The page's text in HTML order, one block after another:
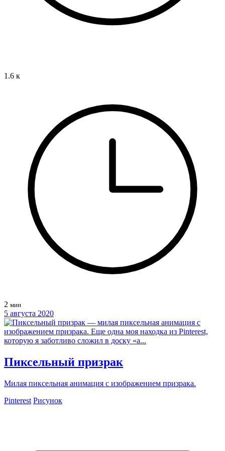
1.6 к
2 мин
5 августа 2020
Пиксельный призрак
Милая пиксельная анимация с изображением призрака.
Pinterest Рисунок